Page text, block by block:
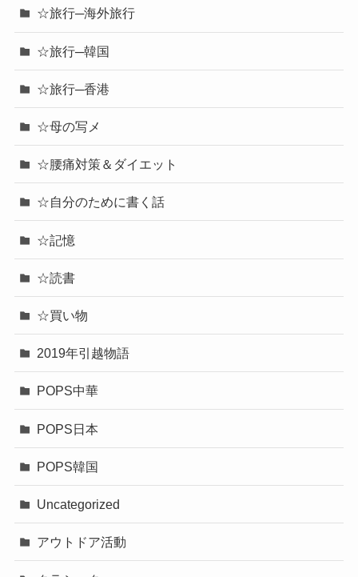
☆旅行─海外旅行
☆旅行─韓国
☆旅行─香港
☆母の写メ
☆腰痛対策＆ダイエット
☆自分のために書く話
☆記憶
☆読書
☆買い物
2019年引越物語
POPS中華
POPS日本
POPS韓国
Uncategorized
アウトドア活動